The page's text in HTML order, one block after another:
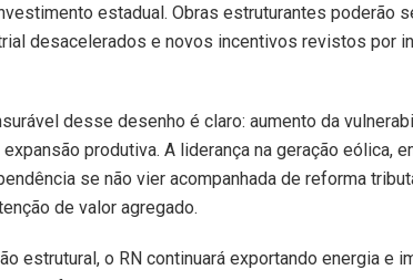
estadual. Obras estruturantes poderão
desacelerados e novos incentivos revistos por
desse desenho é claro: aumento da
produtiva. A liderança na geração eólica,
se não vier acompanhada de reforma
de valor agregado.
estrutural, o RN continuará exportando energia e